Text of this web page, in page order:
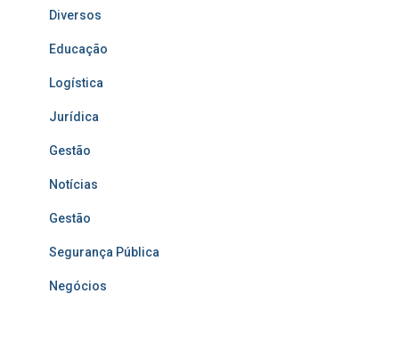
Diversos
Educação
Logística
Jurídica
Gestão
Notícias
Gestão
Segurança Pública
Negócios